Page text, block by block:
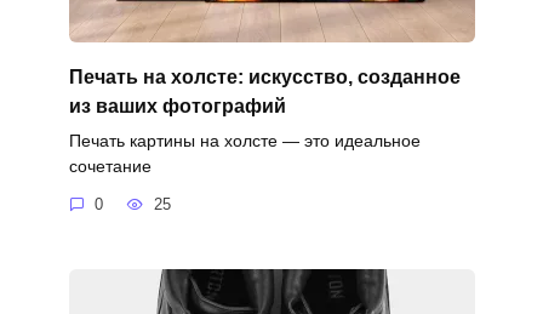
Печать на холсте: искусство, созданное
из ваших фотографий
Печать картины на холсте — это идеальное
сочетание
0 25